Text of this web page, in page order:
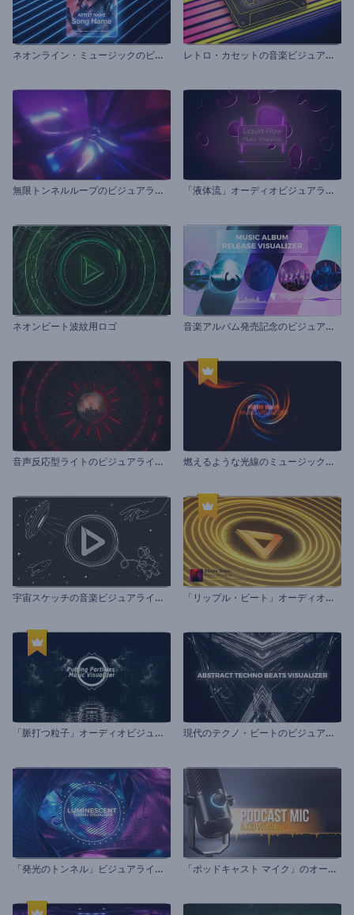
ネ
オンライン・ミュージックのビジュアライザー レ
トロ・カセットの音楽ビジュアライザー
無
限トンネルループのビジュアライザー 「
液体流」オーディオビジュアライザー
ネオンビート波紋用ロゴ 音
楽アルバム発売記念のビジュアライザー
音
声反応型ライトのビジュアライザー 燃
えるような光線のミュージックビジュアライザー
宇
宙スケッチの音楽ビジュアライザー 「
リップル・ビート」オーディオビジュアライザー
「
脈打つ粒子」オーディオビジュアライザー 現
代のテクノ・ビートのビジュアライザー
「
発光のトンネル」ビジュアライザー 「
ポッドキャスト マイク」のオーディオ ビジュアライザー